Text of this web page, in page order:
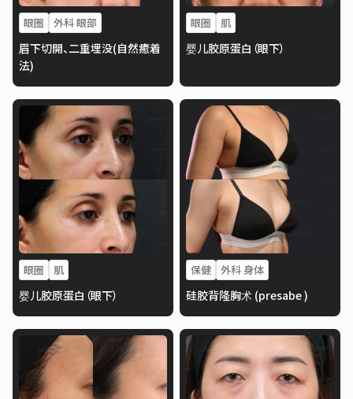
眼圈 外科 眼部
眉下切開、二重埋没(自然癒着
法)
眼圈 肌
婴儿胶原蛋白（眼下）
眼圈 肌
婴儿胶原蛋白（眼下）
保健 外科 身体
硅胶背隆胸术 (presabe )